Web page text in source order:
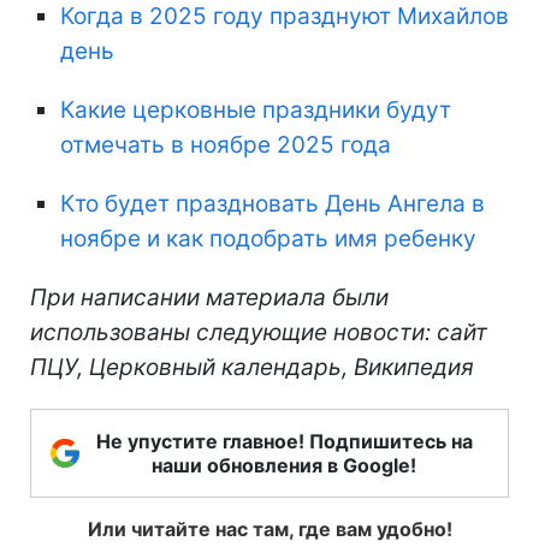
Когда в 2025 году празднуют Михайлов
день
Какие церковные праздники будут
отмечать в ноябре 2025 года
Кто будет праздновать День Ангела в
ноябре и как подобрать имя ребенку
При написании материала были
использованы следующие новости: сайт
ПЦУ, Церковный календарь, Википедия
Не упустите главное! Подпишитесь на
наши обновления в Google!
Или читайте нас там, где вам удобно!